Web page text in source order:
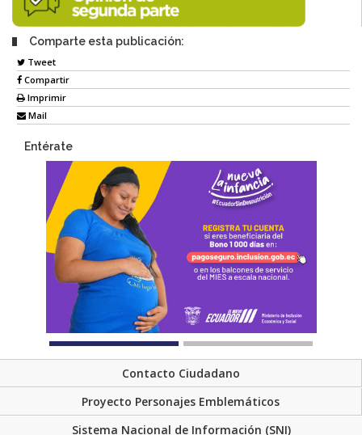
Comparte esta publicación:
Tweet
Compartir
Imprimir
Mail
Entérate
Contacto Ciudadano
Proyecto Personajes Emblemáticos
Sistema Nacional de Información (SNI)